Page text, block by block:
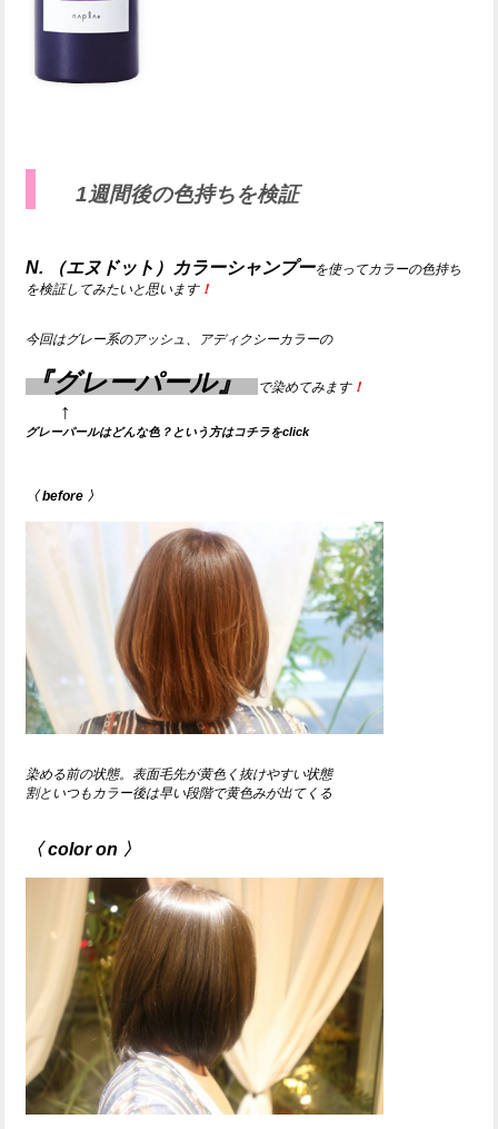
1週間後の色持ちを検証
N. （エヌドット）カラーシャンプーを使ってカラーの色持ち
を検証してみたいと思います！
今回はグレー系のアッシュ、アディクシーカラーの
『グレーパール』 で染めてみます！
↑
グレーパールはどんな色？という方はコチラをclick
〈 before 〉
染める前の状態。表面毛先が黄色く抜けやすい状態
割といつもカラー後は早い段階で黄色みが出てくる
〈 color on 〉